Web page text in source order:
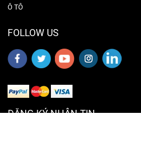
Ô TÔ
FOLLOW US
ĐĂNG KÝ NHẬN TIN